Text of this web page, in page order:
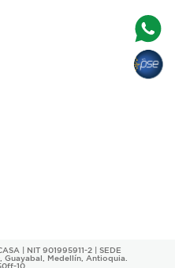
| NIT 901995911-2 | SEDE
Guayabal, Medellín, Antioquia.
10